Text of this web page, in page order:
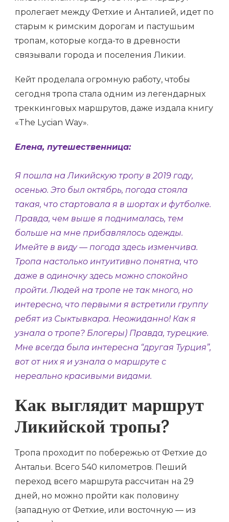
пролегает между Фетхие и Анталией, идет по
старым к римским дорогам и пастушьим
тропам, которые когда-то в древности
связывали города и поселения Ликии.
Кейт проделала огромную работу, чтобы
сегодня тропа стала одним из легендарных
треккинговых маршрутов, даже издала книгу
«The Lycian Way».
Елена, путешественница:
Я пошла на Ликийскую тропу в 2019 году,
осенью. Это был октябрь, погода стояла
такая, что стартовала я в шортах и футболке.
Правда, чем выше я поднималась, тем
больше на мне прибавлялось одежды.
Имейте в виду — погода здесь изменчива.
Тропа настолько интуитивно понятна, что
даже в одиночку здесь можно спокойно
пройти. Людей на тропе не так много, но
интересно, что первыми я встретили группу
ребят из Сыктывкара. Неожиданно! Как я
узнала о тропе? Блогеры) Правда, турецкие.
Мне всегда была интересна “другая Турция”,
вот от них я и узнала о маршруте с
нереально красивыми видами.
Как выглядит маршрут
Ликийской тропы?
Тропа проходит по побережью от Фетхие до
Антальи. Всего 540 километров. Пеший
переход всего маршрута рассчитан на 29
дней, но можно пройти как половину
(западную от Фетхие, или восточную — из